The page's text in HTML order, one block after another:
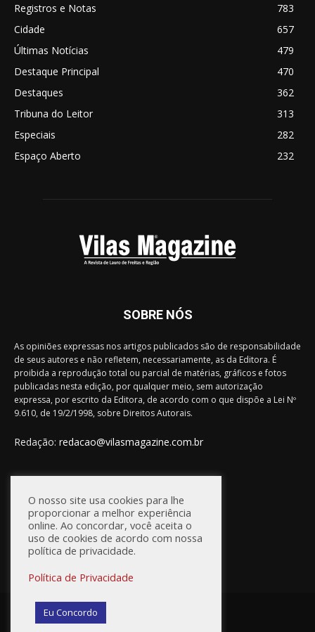
Registros e Notas
783
Cidade
657
Últimas Notícias
479
Destaque Principal
470
Destaques
362
Tribuna do Leitor
313
Especiais
282
Espaço Aberto
232
SOBRE NÓS
As opiniões expressas nos artigos publicados são de responsabilidade
de seus autores e não refletem, necessariamente, as da Editora. É
proibida a reprodução total ou parcial de matérias, gráficos e fotos
publicadas nesta edição, por qualquer meio, sem autorização
expressa, por escrito da Editora, de acordo com o que dispõe a Lei Nº
9.610, de 19/2/1998, sobre Direitos Autorais.
Redação: redacao@vilasmagazine.com.br
FIQUE CONECTADO
© Vilas Magazine / Site Desenvolvido por:
O nosso site usa cookies para lhe
proporcionar a melhor experiência
online. Ao concordar, você aceita o
uso de cookies de acordo com nossa
política de privacidade.
Política de Privacidade
Eu Concordo